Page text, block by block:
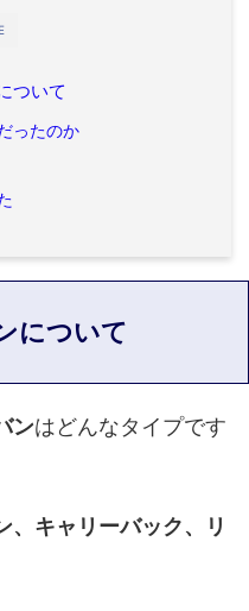
ついて
ったのか
について
ンはどんなタイプです
、キャリーバック、リ